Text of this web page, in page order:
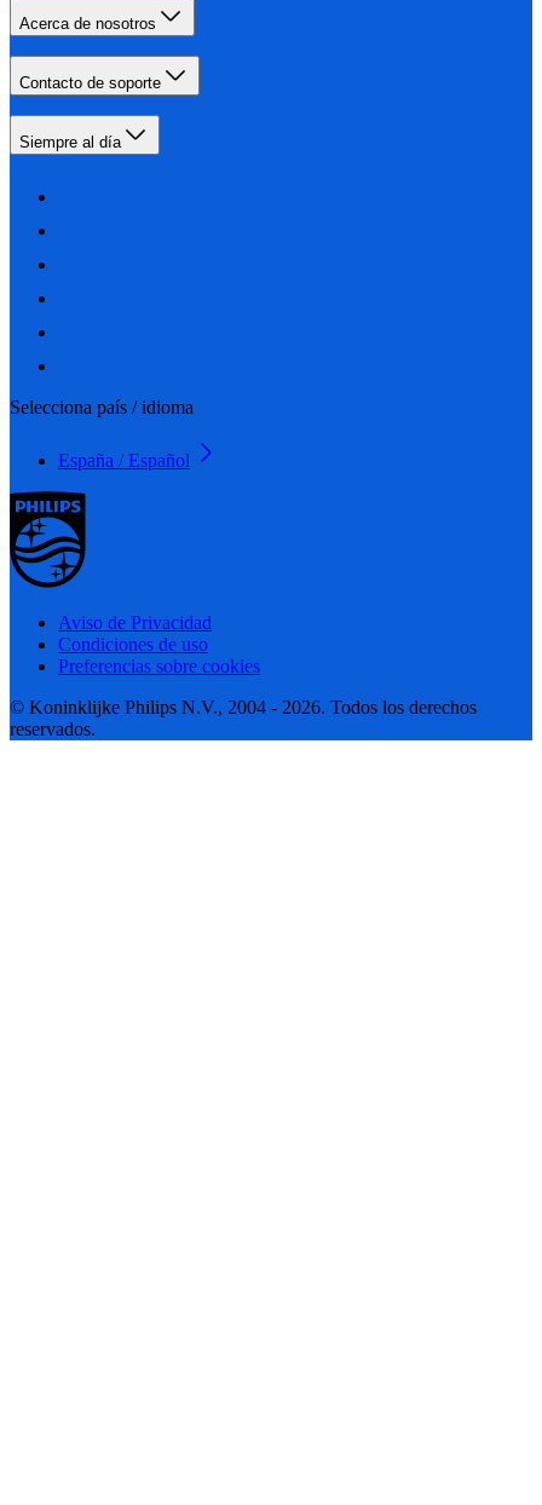
Acerca de nosotros
Contacto de soporte
Siempre al día
Selecciona país / idioma
España / Español
Aviso de Privacidad
Condiciones de uso
Preferencias sobre cookies
© Koninklijke Philips N.V., 2004 - 2026. Todos los derechos
reservados.